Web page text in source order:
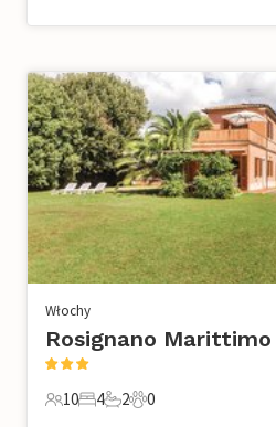
Włochy
Rosignano Marittimo
10 Goście
10
4 Sypialnie
4
2 Łazienki
2
0 Zwierzęta domowe
0